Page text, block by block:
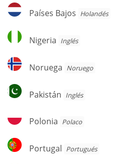
Países
Bajos
Países Bajos Holandés
Nigeria
Nigeria Inglés
Noruega
Noruega Noruego
Pakistán
Pakistán Inglés
Polonia
Polonia Polaco
Portugal
Portugal Portugués